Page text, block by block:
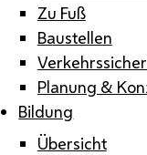
Zu Fuß
Baustellen
Planung &
Bildung
Übersicht